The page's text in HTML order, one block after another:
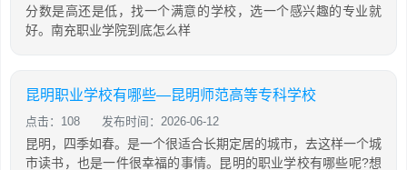
分数是高还是低，找一个满意的学校，选一个感兴趣的专业就
好。南充职业学院到底怎么样
昆明职业学校有哪些—昆明师范高等专科学校
点击：108 发布时间：2026-06-12
昆明，四季如春。是一个很适合长期定居的城市，去这样一个城
市读书，也是一件很幸福的事情。昆明的职业学校有哪些呢?想